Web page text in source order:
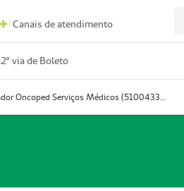
Canais de atendimento
2º via de Boleto
Prestador Oncoped Serviços Médicos (51004335-0)